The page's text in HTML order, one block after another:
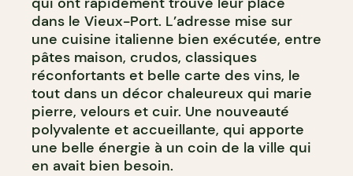
dans le Vieux-Port. L’adresse mise sur
une cuisine italienne bien exécutée, entre
pâtes maison, crudos, classiques
réconfortants et belle carte des vins, le
tout dans un décor chaleureux qui marie
pierre, velours et cuir. Une nouveauté
polyvalente et accueillante, qui apporte
une belle énergie à un coin de la ville qui
en avait bien besoin.